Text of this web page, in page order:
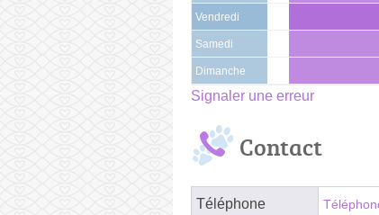
Vendredi
Samedi
Dimanche
Signaler une erreur
Contact
Téléphone